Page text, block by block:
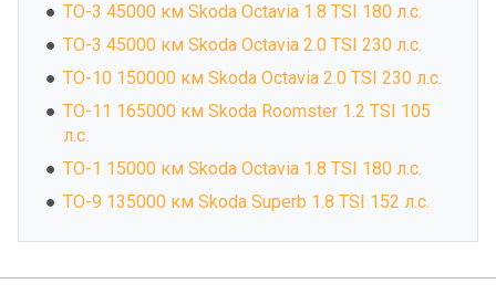
ТО-3 45000 км Skoda Octavia 1.8 TSI 180 л.с.
ТО-3 45000 км Skoda Octavia 2.0 TSI 230 л.с.
ТО-10 150000 км Skoda Octavia 2.0 TSI 230 л.с.
ТО-11 165000 км Skoda Roomster 1.2 TSI 105
л.с.
ТО-1 15000 км Skoda Octavia 1.8 TSI 180 л.с.
ТО-9 135000 км Skoda Superb 1.8 TSI 152 л.с.